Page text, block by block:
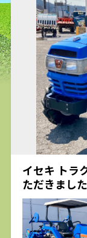
お問い合
求人
イセキ トラ
ただきました